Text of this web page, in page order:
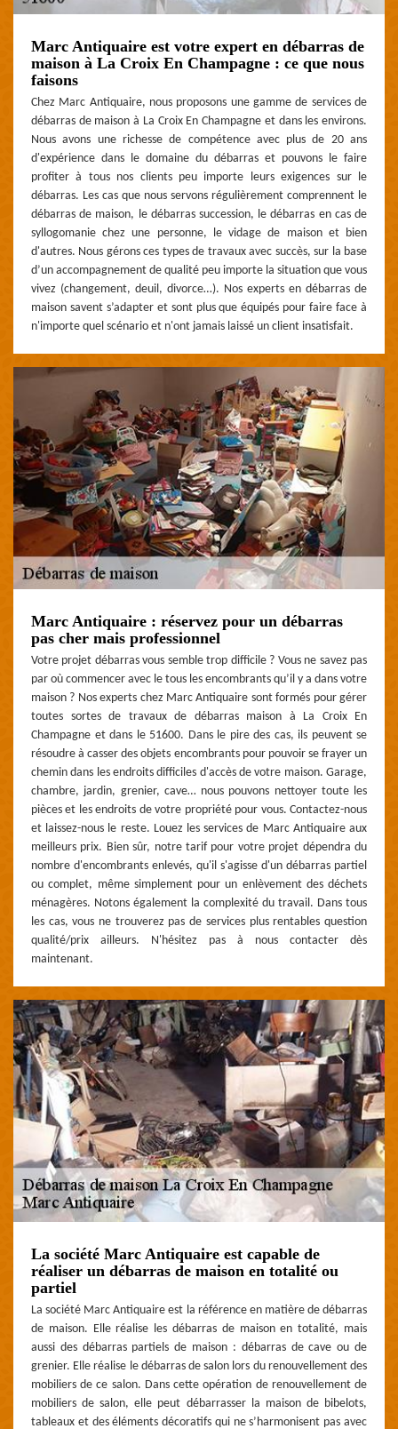
Marc Antiquaire est votre expert en débarras de
maison à La Croix En Champagne : ce que nous
faisons
Chez Marc Antiquaire, nous proposons une gamme de services de
débarras de maison à La Croix En Champagne et dans les environs.
Nous avons une richesse de compétence avec plus de 20 ans
d'expérience dans le domaine du débarras et pouvons le faire
profiter à tous nos clients peu importe leurs exigences sur le
débarras. Les cas que nous servons régulièrement comprennent le
débarras de maison, le débarras succession, le débarras en cas de
syllogomanie chez une personne, le vidage de maison et bien
d'autres. Nous gérons ces types de travaux avec succès, sur la base
d’un accompagnement de qualité peu importe la situation que vous
vivez (changement, deuil, divorce…). Nos experts en débarras de
maison savent s’adapter et sont plus que équipés pour faire face à
n'importe quel scénario et n'ont jamais laissé un client insatisfait.
Marc Antiquaire : réservez pour un débarras
pas cher mais professionnel
Votre projet débarras vous semble trop difficile ? Vous ne savez pas
par où commencer avec le tous les encombrants qu’il y a dans votre
maison ? Nos experts chez Marc Antiquaire sont formés pour gérer
toutes sortes de travaux de débarras maison à La Croix En
Champagne et dans le 51600. Dans le pire des cas, ils peuvent se
résoudre à casser des objets encombrants pour pouvoir se frayer un
chemin dans les endroits difficiles d'accès de votre maison. Garage,
chambre, jardin, grenier, cave… nous pouvons nettoyer toute les
pièces et les endroits de votre propriété pour vous. Contactez-nous
et laissez-nous le reste. Louez les services de Marc Antiquaire aux
meilleurs prix. Bien sûr, notre tarif pour votre projet dépendra du
nombre d'encombrants enlevés, qu'il s'agisse d'un débarras partiel
ou complet, même simplement pour un enlèvement des déchets
ménagères. Notons également la complexité du travail. Dans tous
les cas, vous ne trouverez pas de services plus rentables question
qualité/prix ailleurs. N'hésitez pas à nous contacter dès
maintenant.
La société Marc Antiquaire est capable de
réaliser un débarras de maison en totalité ou
partiel
La société Marc Antiquaire est la référence en matière de débarras
de maison. Elle réalise les débarras de maison en totalité, mais
aussi des débarras partiels de maison : débarras de cave ou de
grenier. Elle réalise le débarras de salon lors du renouvellement des
mobiliers de ce salon. Dans cette opération de renouvellement de
mobiliers de salon, elle peut débarrasser la maison de bibelots,
tableaux et des éléments décoratifs qui ne s’harmonisent pas avec